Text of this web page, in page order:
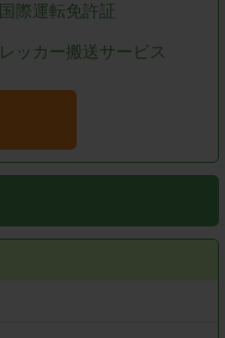
国際運転免許証
レッカー搬送サービス